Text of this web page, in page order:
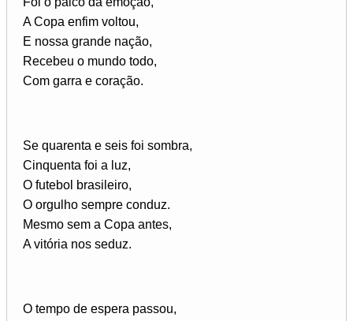
A Copa enfim voltou,
E nossa grande nação,
Recebeu o mundo todo,
Com garra e coração.
Se quarenta e seis foi sombra,
Cinquenta foi a luz,
O futebol brasileiro,
O orgulho sempre conduz.
Mesmo sem a Copa antes,
A vitória nos seduz.
O tempo de espera passou,